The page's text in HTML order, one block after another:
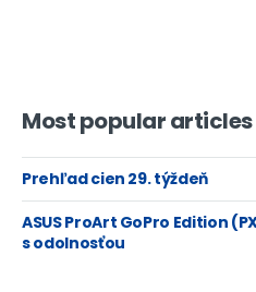
Most popular articles
Prehľad cien 29. týždeň
ASUS ProArt GoPro Edition
s odolnosťou